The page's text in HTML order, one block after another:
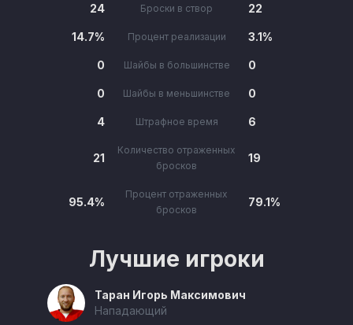
24 Броски в створ 22
14.7% Процент реализации 3.1%
0 Шайбы в большинстве 0
0 Шайбы в меньшинстве 0
4 Штрафное время 6
21
Количество отраженных
бросков
19
95.4%
Процент отраженных
бросков
79.1%
Лучшие игроки
Таран Игорь Максимович
Нападающий